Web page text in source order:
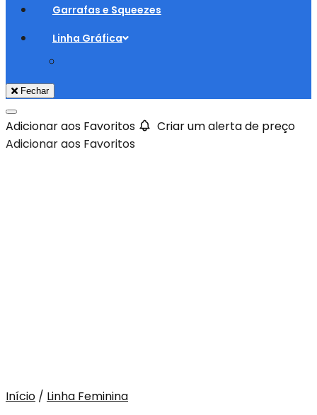
Garrafas e Squeezes
Linha Gráfica
Fechar
Adicionar aos Favoritos
Criar um alerta de preço
Adicionar aos Favoritos
Início / Linha Feminina